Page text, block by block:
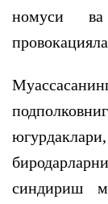
номуси
синдириш